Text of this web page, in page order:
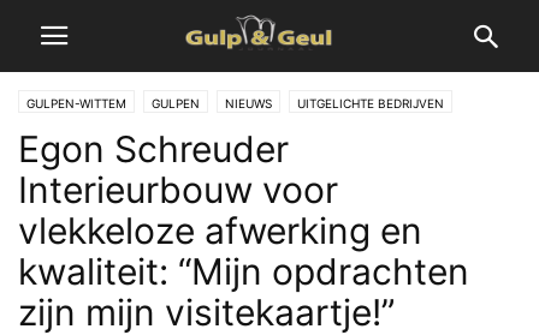
GULPEN-WITTEM GULPEN NIEUWS UITGELICHTE BEDRIJVEN
Egon Schreuder
Interieurbouw voor
vlekkeloze afwerking en
kwaliteit: “Mijn opdrachten
zijn mijn visitekaartje!”